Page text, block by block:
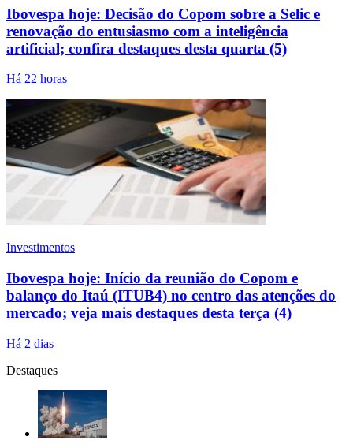
Ibovespa hoje: Decisão do Copom sobre a Selic e
renovação do entusiasmo com a inteligência
artificial; confira destaques desta quarta (5)
Há 22 horas
Investimentos
Ibovespa hoje: Início da reunião do Copom e
balanço do Itaú (ITUB4) no centro das atenções do
mercado; veja mais destaques desta terça (4)
Há 2 dias
Destaques